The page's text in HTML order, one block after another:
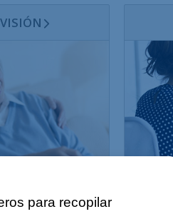
para recopilar